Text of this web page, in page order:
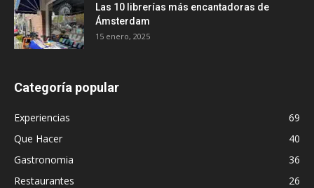
Las 10 librerías más encantadoras de
Ámsterdam
15 enero, 2025
Categoría popular
Experiencias
69
Que Hacer
40
Gastronomia
36
Restaurantes
26